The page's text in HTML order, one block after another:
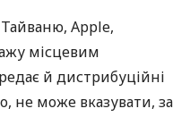
Apple,
місцевим
й дистрибуційні
не може вказувати, за